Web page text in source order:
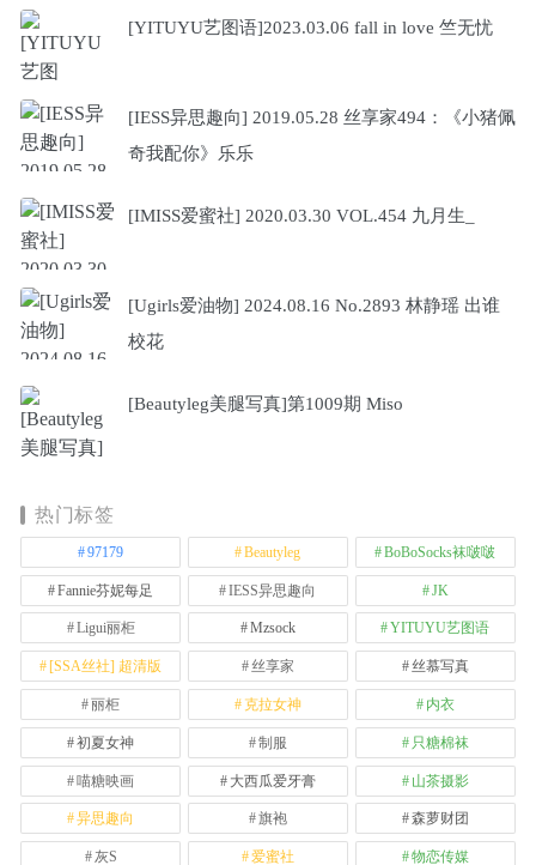
[YITUYU艺图语]2023.03.06 fall in love 竺无忧
[IESS异思趣向] 2019.05.28 丝享家494：《小猪佩
奇我配你》乐乐
[IMISS爱蜜社] 2020.03.30 VOL.454 九月生_
[Ugirls爱油物] 2024.08.16 No.2893 林静瑶 出谁
校花
[Beautyleg美腿写真]第1009期 Miso
热门标签
97179 Beautyleg BoBoSocks袜啵啵
Fannie芬妮每足 IESS异思趣向 JK
Ligui丽柜 Mzsock YITUYU艺图语
[SSA丝社] 超清版 丝享家 丝慕写真
丽柜 克拉女神 内衣
初夏女神 制服 只糖棉袜
喵糖映画 大西瓜爱牙膏 山茶摄影
异思趣向 旗袍 森萝财团
灰S 爱蜜社 物恋传媒